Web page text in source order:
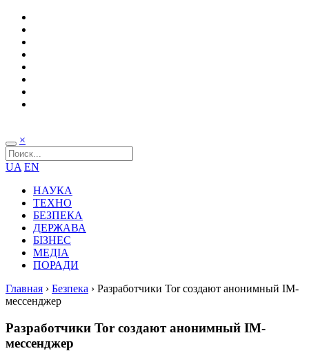
×
UA EN
НАУКА
ТЕХНО
БЕЗПЕКА
ДЕРЖАВА
БІЗНЕС
МЕДІА
ПОРАДИ
Главная › Безпека › Разработчики Tor создают анонимный IM-
мессенджер
Разработчики Tor создают анонимный IM-
мессенджер